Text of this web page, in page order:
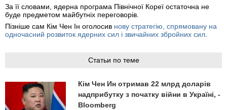
За її словами, ядерна програма Північної Кореї остаточна не
буде предметом майбутніх переговорів.
Пізніше сам Кім Чен Ін оголосив нову стратегію, спрямовану на
одночасний розвиток ядерних сил і звичайних збройних сил
Статьи по теме
Кім Чен Ин отримав 22 млрд доларів
надприбутку з початку війни в Україні, -
Bloomberg